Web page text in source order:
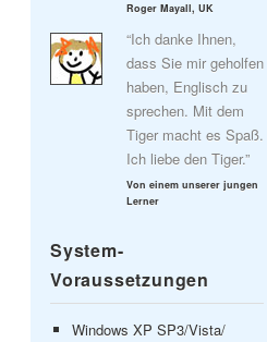
Roger Mayall, UK
“Ich danke Ihnen,
dass Sie mir geholfen
haben, Englisch zu
sprechen. Mit dem
Tiger macht es Spaß.
Ich liebe den Tiger.”
Von einem unserer jungen
Lerner
System-
Voraussetzungen
Windows XP SP3/Vista/